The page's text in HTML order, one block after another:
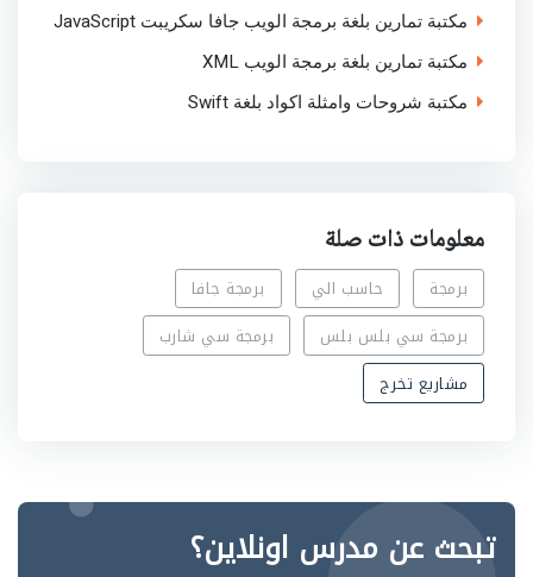
مكتبة تمارين بلغة برمجة الويب جافا سكريبت JavaScript
مكتبة تمارين بلغة برمجة الويب XML
مكتبة شروحات وامثلة اكواد بلغة Swift
معلومات ذات صلة
برمجة حاسب الي
برمجة جافا
برمجة سي بلس بلس
برمجة سي شارب
مشاريع تخرج
تبحث عن مدرس اونلاين؟